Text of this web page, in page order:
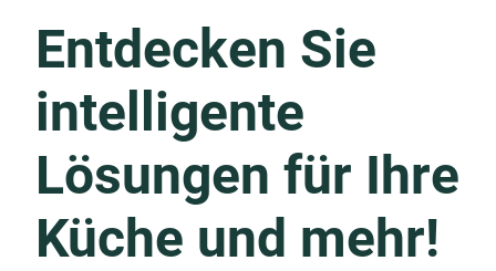
Entdecken Sie
intelligente
Lösungen für Ihre
Küche und mehr!